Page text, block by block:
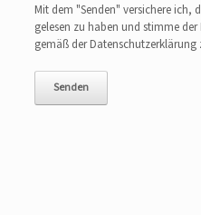
Mit dem "Senden" versichere ich,
gelesen zu haben und stimme
gemäß der Datenschutzerklärung